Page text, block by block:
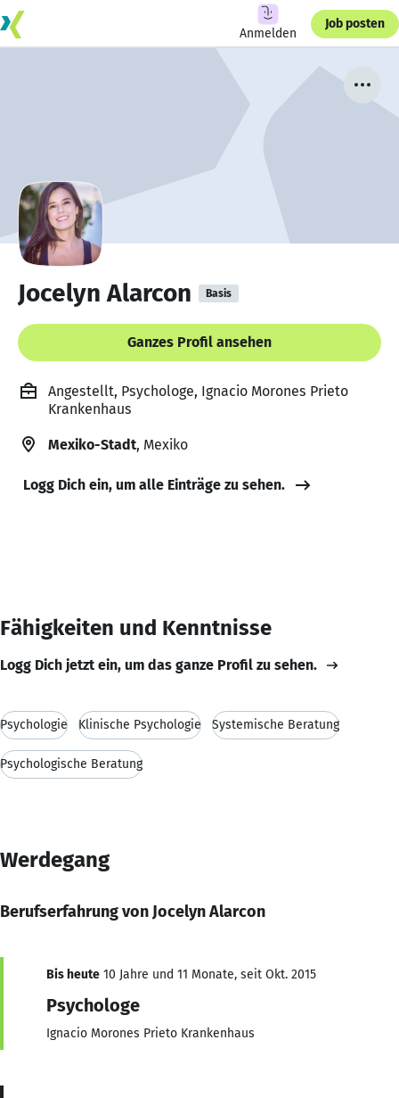
Anmelden
Job posten
Jocelyn Alarcon Basis
Ganzes Profil ansehen
Angestellt, Psychologe, Ignacio Morones Prieto
Krankenhaus
Mexiko-Stadt, Mexiko
Logg Dich ein, um alle Einträge zu sehen.
Fähigkeiten und Kenntnisse
Logg Dich jetzt ein, um das ganze Profil zu sehen.
Psychologie Klinische Psychologie Systemische Beratung
Psychologische Beratung
Werdegang
Berufserfahrung von Jocelyn Alarcon
Bis heute 10 Jahre und 11 Monate, seit Okt. 2015
Psychologe
Ignacio Morones Prieto Krankenhaus